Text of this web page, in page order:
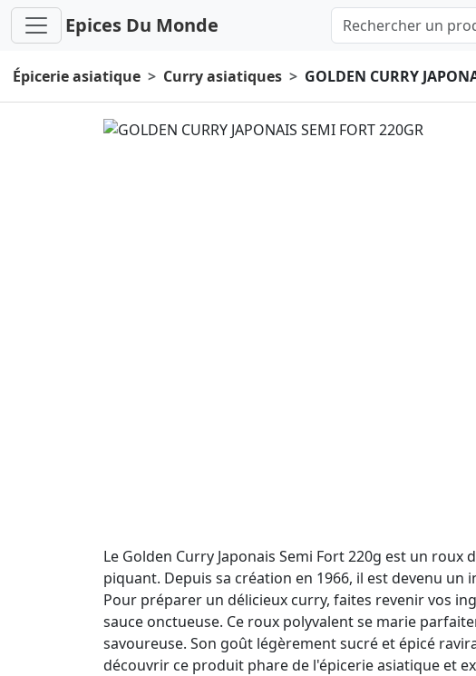
Epices Du Monde
Épicerie asiatique Curry asiatiques GOLDEN CURRY
Le Golden Curry Japonais Semi Fort 220g est un
piquant. Depuis sa création en 1966, il est devenu
Pour préparer un délicieux curry, faites revenir vos
sauce onctueuse. Ce roux polyvalent se marie
savoureuse. Son goût légèrement sucré et épicé
découvrir ce produit phare de l'épicerie asiatique et